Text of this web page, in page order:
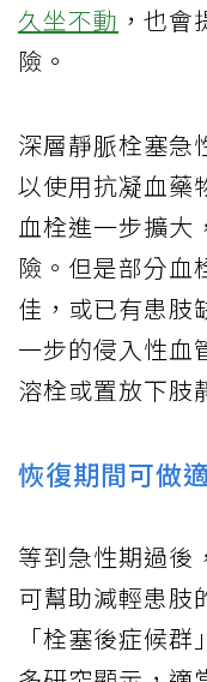
久坐不動 ，也
險。
深層靜脈栓塞急
以使用抗凝血藥
血栓進一步擴大
險。但是部分血
佳，或已有患肢
一步的侵入性血
溶栓或置放下肢
恢復期間可做
等到急性期過後
可幫助減輕患肢
「栓塞後症候